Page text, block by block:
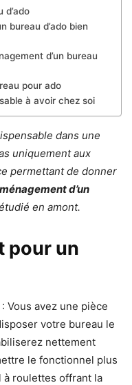
d’ado
bureau d’ado bien
d’un bureau
pour ado
à avoir chez soi
dans une
uniquement aux
permettant de donner
d’un
en amont.
pour un
Vous avez une pièce
votre bureau le
nettement
le fonctionnel plus
à roulettes offrant la